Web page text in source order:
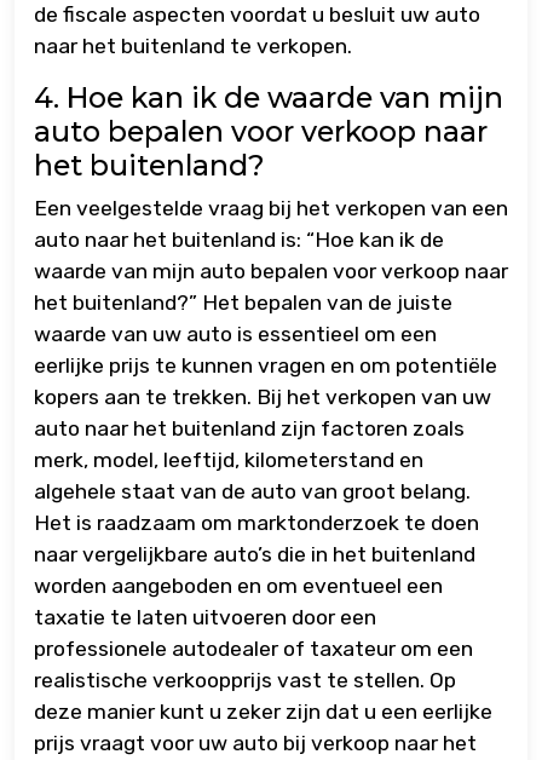
de fiscale aspecten voordat u besluit uw auto
naar het buitenland te verkopen.
4. Hoe kan ik de waarde van mijn
auto bepalen voor verkoop naar
het buitenland?
Een veelgestelde vraag bij het verkopen van een
auto naar het buitenland is: “Hoe kan ik de
waarde van mijn auto bepalen voor verkoop naar
het buitenland?” Het bepalen van de juiste
waarde van uw auto is essentieel om een
eerlijke prijs te kunnen vragen en om potentiële
kopers aan te trekken. Bij het verkopen van uw
auto naar het buitenland zijn factoren zoals
merk, model, leeftijd, kilometerstand en
algehele staat van de auto van groot belang.
Het is raadzaam om marktonderzoek te doen
naar vergelijkbare auto’s die in het buitenland
worden aangeboden en om eventueel een
taxatie te laten uitvoeren door een
professionele autodealer of taxateur om een
realistische verkoopprijs vast te stellen. Op
deze manier kunt u zeker zijn dat u een eerlijke
prijs vraagt voor uw auto bij verkoop naar het